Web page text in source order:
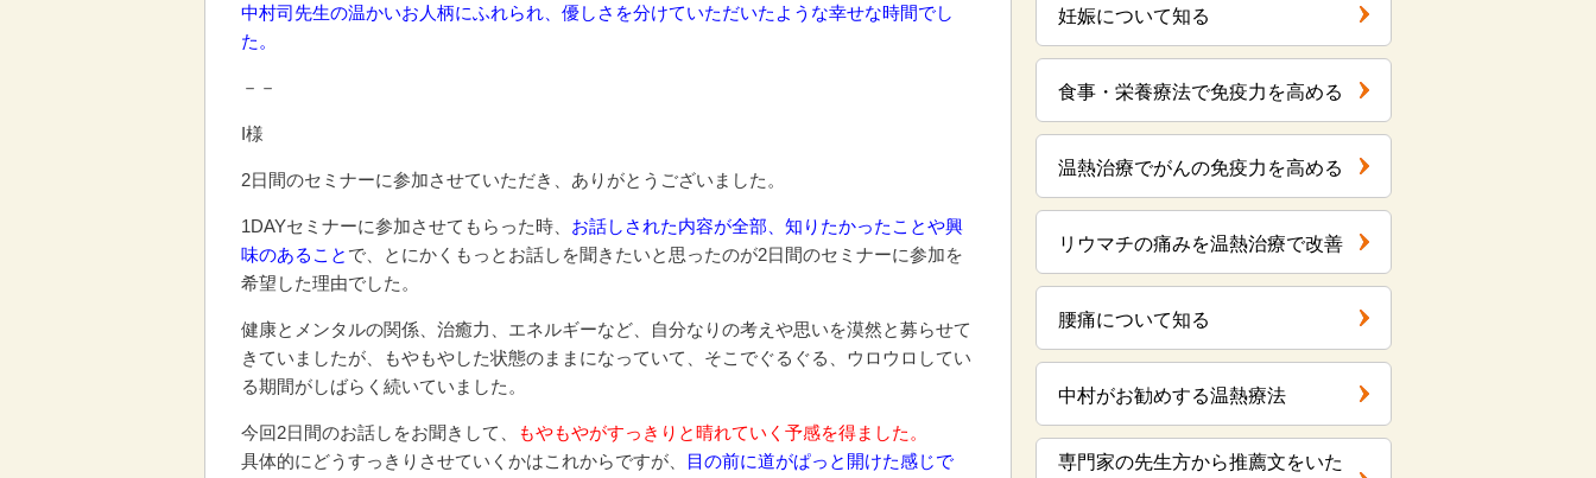
中村司先生の温かいお人柄にふれられ、優しさを分けていただいたような幸せな時間でし
た。
－－
I様
2日間のセミナーに参加させていただき、ありがとうございました。
1DAYセミナーに参加させてもらった時、 お話しされた内容が全部、知りたかったことや興
味のあること で、とにかくもっとお話しを聞きたいと思ったのが2日間のセミナーに参加を
希望した理由でした。
健康とメンタルの関係、治癒力、エネルギーなど、自分なりの考えや思いを漠然と募らせて
きていましたが、もやもやした状態のままになっていて、そこでぐるぐる、ウロウロしてい
る期間がしばらく続いていました。
今回2日間のお話しをお聞きして、
もやもやがすっきりと晴れていく予感を得ました。
具体的にどうすっきりさせていくかはこれからですが、
目の前に道がぱっと開けた感じで
妊娠について知る
食事・栄養療法で免疫力を高める
温熱治療でがんの免疫力を高める
リウマチの痛みを温熱治療で改善
腰痛について知る
中村がお勧めする温熱療法
専門家の先生方から推薦文をいた